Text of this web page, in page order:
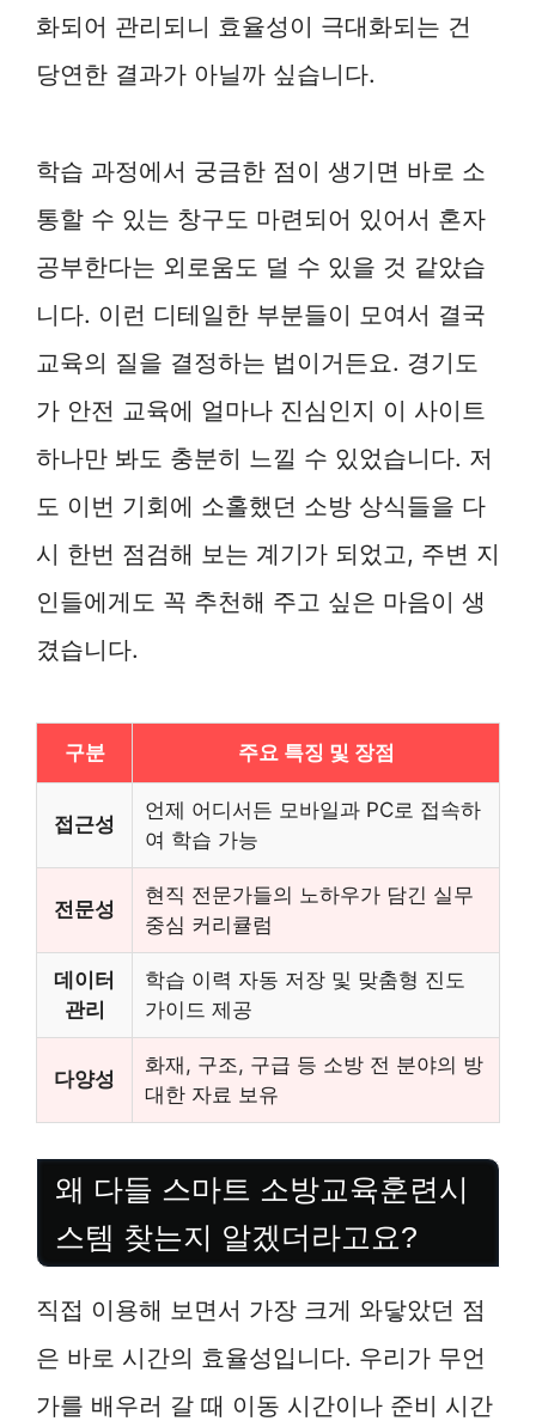
화되어 관리되니 효율성이 극대화되는 건
당연한 결과가 아닐까 싶습니다.
학습 과정에서 궁금한 점이 생기면 바로 소
통할 수 있는 창구도 마련되어 있어서 혼자
공부한다는 외로움도 덜 수 있을 것 같았습
니다. 이런 디테일한 부분들이 모여서 결국
교육의 질을 결정하는 법이거든요. 경기도
가 안전 교육에 얼마나 진심인지 이 사이트
하나만 봐도 충분히 느낄 수 있었습니다. 저
도 이번 기회에 소홀했던 소방 상식들을 다
시 한번 점검해 보는 계기가 되었고, 주변 지
인들에게도 꼭 추천해 주고 싶은 마음이 생
겼습니다.
구분 주요 특징 및 장점
접근성
언제 어디서든 모바일과 PC로 접속하
여 학습 가능
전문성
현직 전문가들의 노하우가 담긴 실무
중심 커리큘럼
데이터
관리
학습 이력 자동 저장 및 맞춤형 진도
가이드 제공
다양성
화재, 구조, 구급 등 소방 전 분야의 방
대한 자료 보유
왜 다들 스마트 소방교육훈련시
스템 찾는지 알겠더라고요?
직접 이용해 보면서 가장 크게 와닿았던 점
은 바로 시간의 효율성입니다. 우리가 무언
가를 배우러 갈 때 이동 시간이나 준비 시간